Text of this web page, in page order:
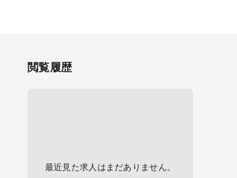
閲覧履歴
最近見た求人はまだありません。